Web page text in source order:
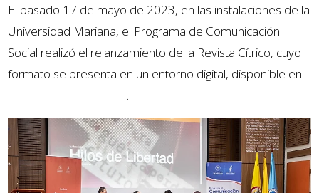
El pasado 17 de mayo de 2023, en las instalaciones de la
Universidad Mariana, el Programa de Comunicación
Social realizó el relanzamiento de la Revista Cítrico, cuyo
formato se presenta en un entorno digital, disponible en: